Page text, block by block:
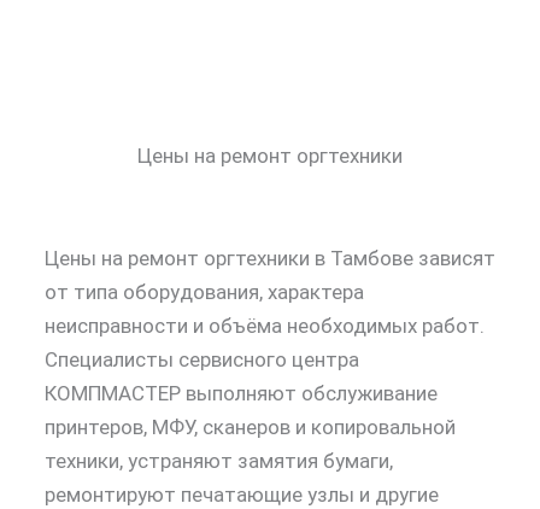
Цены на ремонт оргтехники
Цены на ремонт оргтехники в Тамбове зависят
от типа оборудования, характера
неисправности и объёма необходимых работ.
Специалисты сервисного центра
КОМПМАСТЕР выполняют обслуживание
принтеров, МФУ, сканеров и копировальной
техники, устраняют замятия бумаги,
ремонтируют печатающие узлы и другие